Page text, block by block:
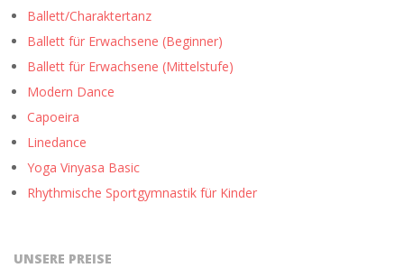
Ballett/Charaktertanz
Ballett für Erwachsene (Beginner)
Ballett für Erwachsene (Mittelstufe)
Modern Dance
Capoeira
Linedance
Yoga Vinyasa Basic
Rhythmische Sportgymnastik für Kinder
UNSERE PREISE